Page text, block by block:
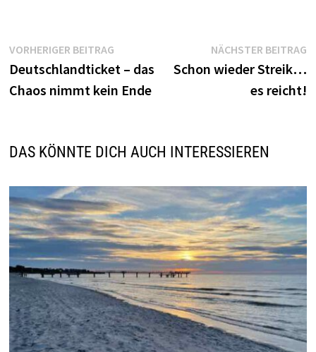
Beitragsnavigation
VORHERIGER BEITRAGVorheriger
Beitrag:
Deutschlandticket – das
Chaos nimmt kein Ende
NÄCHSTER BEITRAG
Schon wieder Streik…
es reicht!
DAS KÖNNTE DICH AUCH INTERESSIEREN